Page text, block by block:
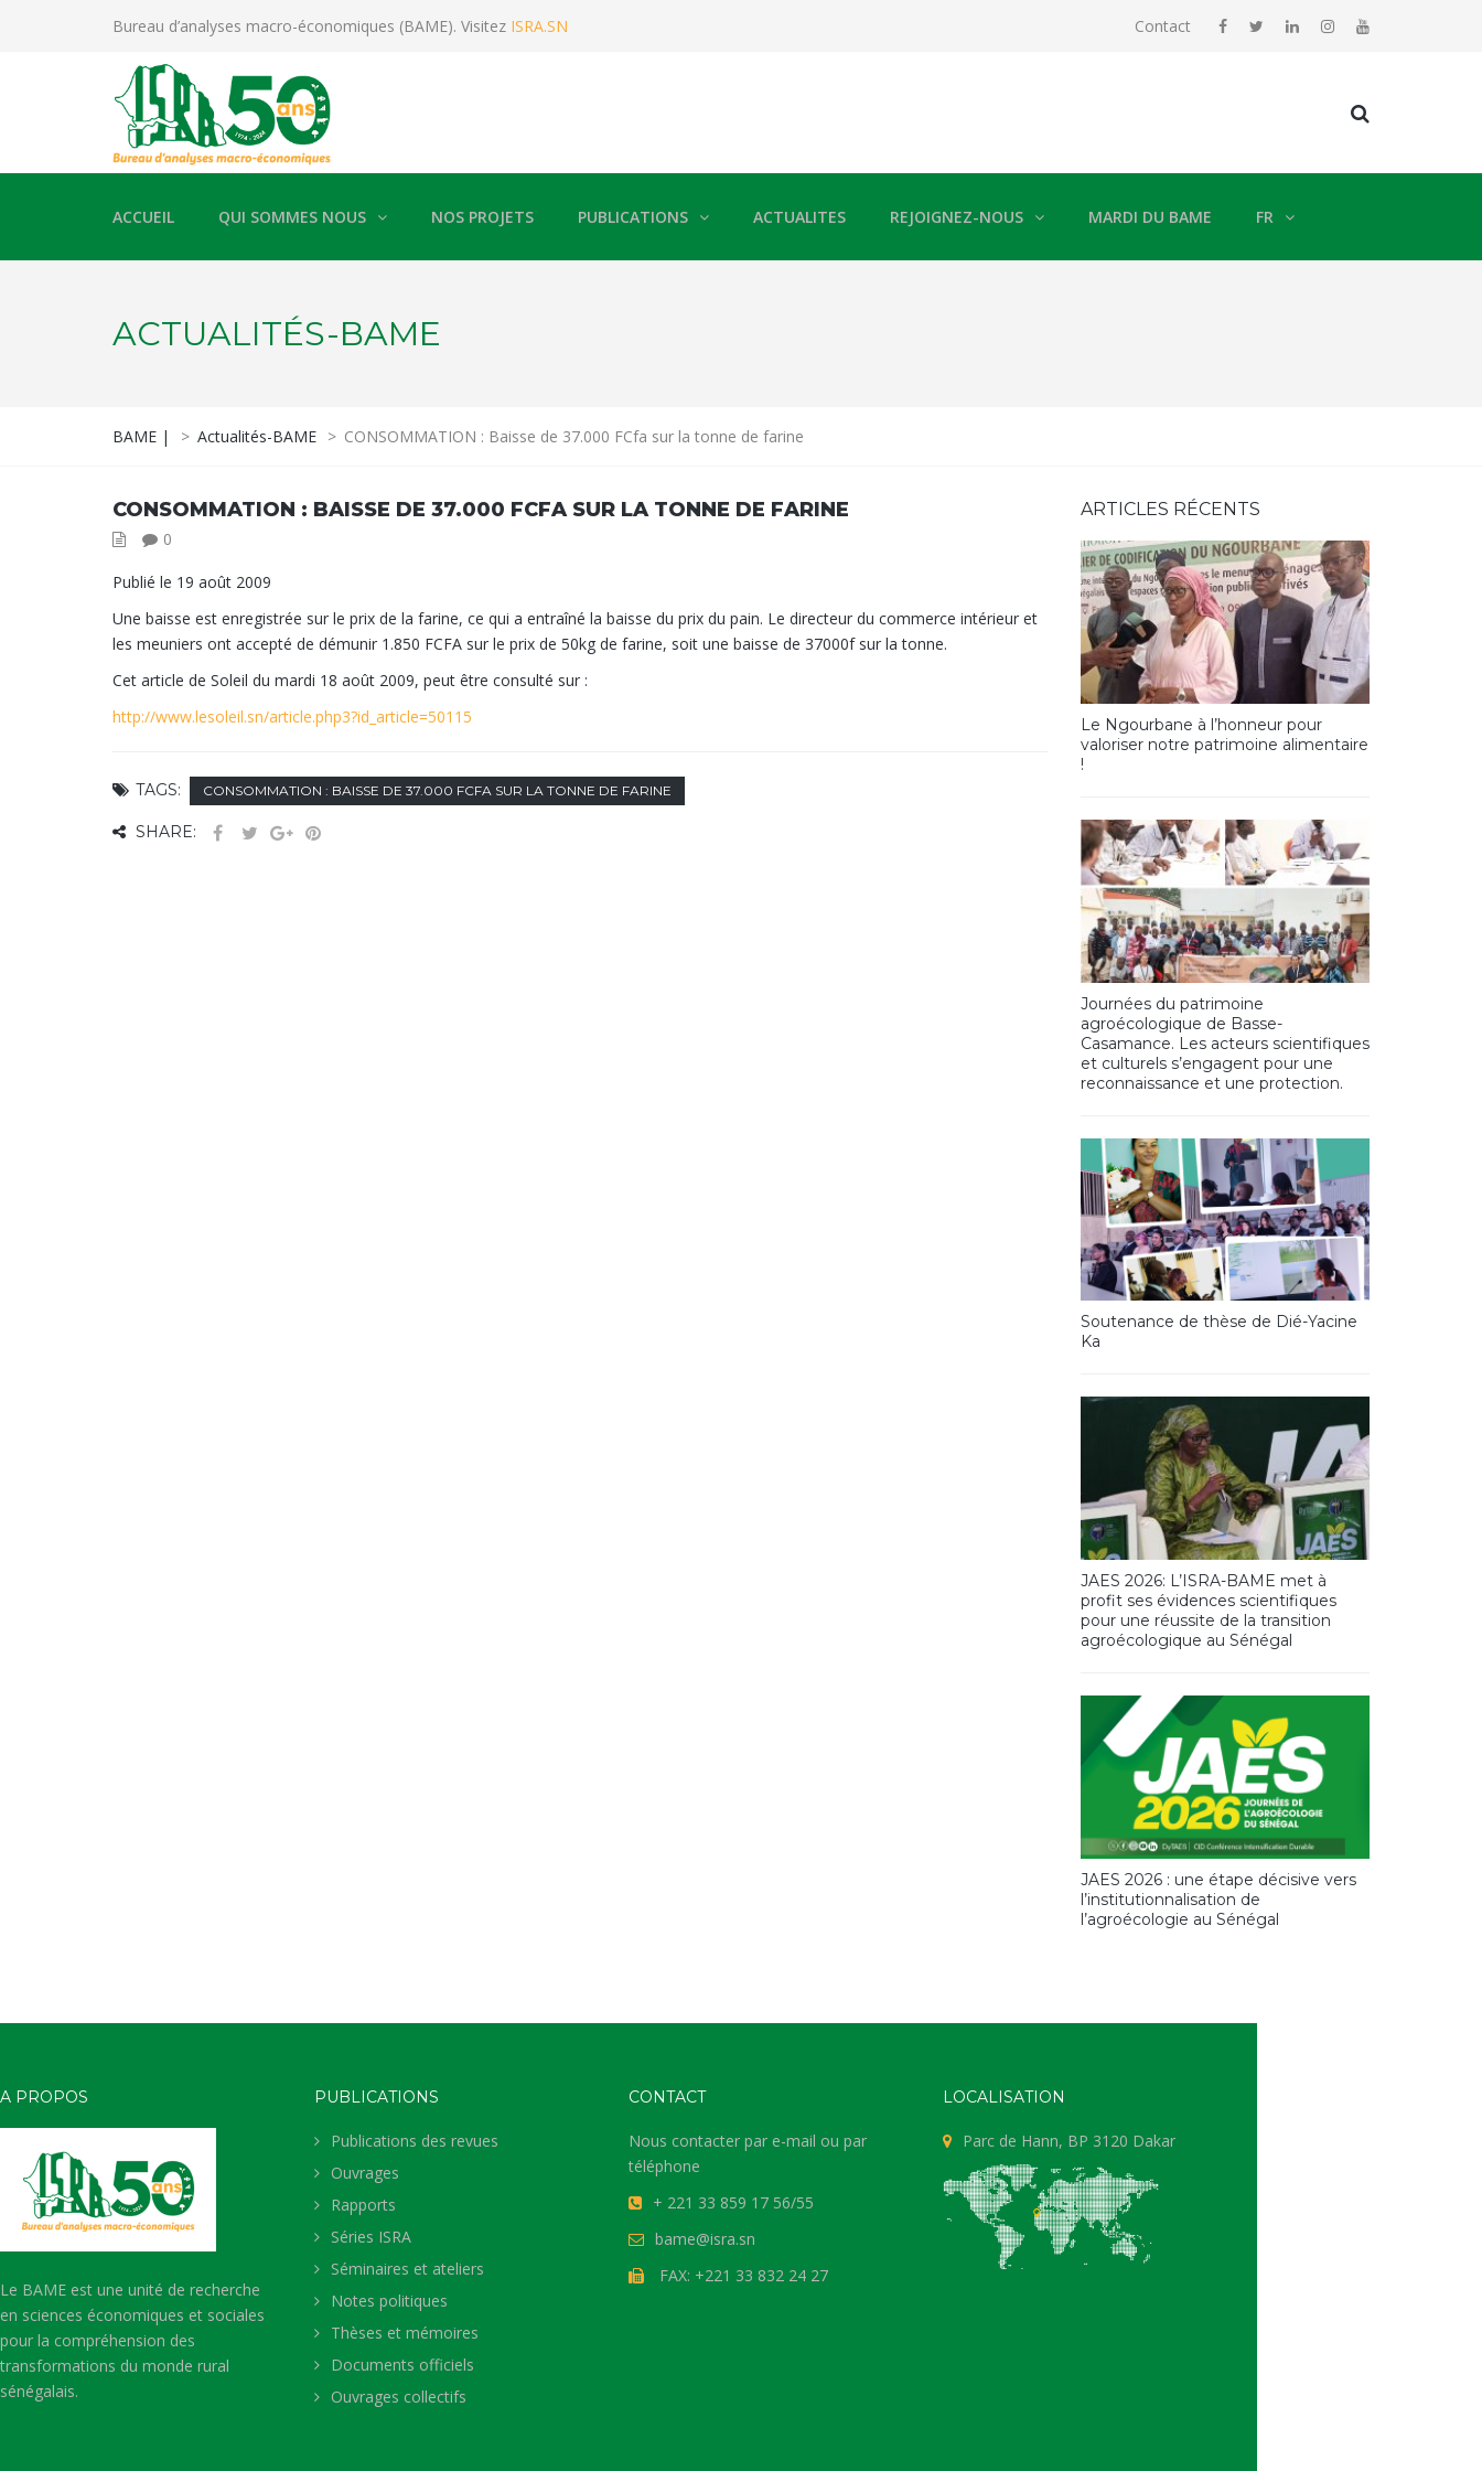
Bureau d’analyses macro-économiques (BAME). Visitez ISRA.SN Contact
ACCUEIL QUI SOMMES NOUS NOS PROJETS PUBLICATIONS ACTUALITES REJOIGNEZ-NOUS MARDI DU BAME FR
ACTUALITÉS-BAME
BAME | > Actualités-BAME > CONSOMMATION : Baisse de 37.000 FCfa sur la tonne de farine
CONSOMMATION : BAISSE DE 37.000 FCFA SUR LA TONNE DE FARINE
0
Publié le 19 août 2009
Une baisse est enregistrée sur le prix de la farine, ce qui a entraîné la baisse du prix du pain. Le directeur du commerce intérieur et
les meuniers ont accepté de démunir 1.850 FCFA sur le prix de 50kg de farine, soit une baisse de 37000f sur la tonne.
Cet article de Soleil du mardi 18 août 2009, peut être consulté sur :
http://www.lesoleil.sn/article.php3?id_article=50115
TAGS: CONSOMMATION : BAISSE DE 37.000 FCFA SUR LA TONNE DE FARINE
SHARE:
ARTICLES RÉCENTS
Le Ngourbane à l’honneur pour
valoriser notre patrimoine alimentaire
!
Journées du patrimoine
agroécologique de Basse-
Casamance. Les acteurs scientifiques
et culturels s’engagent pour une
reconnaissance et une protection.
Soutenance de thèse de Dié-Yacine
Ka
JAES 2026: L’ISRA-BAME met à
profit ses évidences scientifiques
pour une réussite de la transition
agroécologique au Sénégal
JAES 2026 : une étape décisive vers
l’institutionnalisation de
l’agroécologie au Sénégal
A PROPOS
Le BAME est une unité de recherche
en sciences économiques et sociales
pour la compréhension des
transformations du monde rural
sénégalais.
PUBLICATIONS
Publications des revues
Ouvrages
Rapports
Séries ISRA
Séminaires et ateliers
Notes politiques
Thèses et mémoires
Documents officiels
Ouvrages collectifs
CONTACT
Nous contacter par e-mail ou par
téléphone
+ 221 33 859 17 56/55
bame@isra.sn
FAX: +221 33 832 24 27
LOCALISATION
Parc de Hann, BP 3120 Dakar